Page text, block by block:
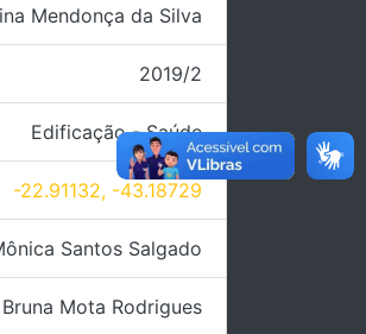
Mendonça da Silva
2019/2
Edificação - Saúde
-22.91132, -43.18729
Santos Salgado
Bruna Mota Rodrigues